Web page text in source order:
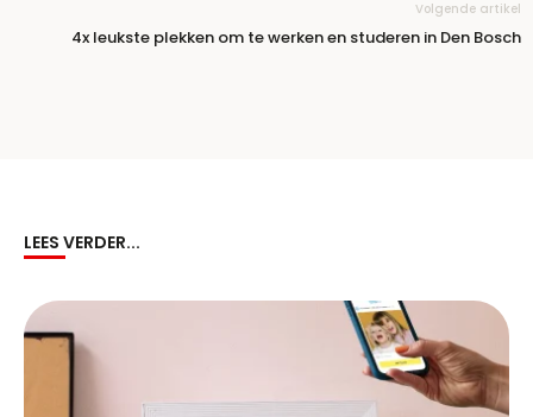
Volgende artikel
4x leukste plekken om te werken en studeren in Den Bosch
LEES VERDER...